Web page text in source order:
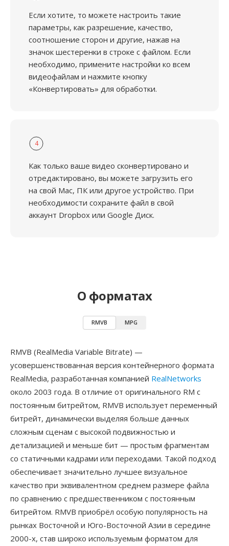
Если хотите, то можете настроить такие
параметры, как разрешение, качество,
соотношение сторон и другие, нажав на
значок шестеренки в строке с файлом. Если
необходимо, примените настройки ко всем
видеофайлам и нажмите кнопку
«Конвертировать» для обработки.
4
Как только ваше видео сконвертировано и
отредактировано, вы можете загрузить его
на свой Mac, ПК или другое устройство. При
необходимости сохраните файл в свой
аккаунт Dropbox или Google Диск.
О форматах
RMVB MPG
RMVB (RealMedia Variable Bitrate) —
усовершенствованная версия контейнерного формата
RealMedia, разработанная компанией RealNetworks
около 2003 года. В отличие от оригинального RM с
постоянным битрейтом, RMVB использует переменный
битрейт, динамически выделяя больше данных
сложным сценам с высокой подвижностью и
детализацией и меньше бит — простым фрагментам
со статичными кадрами или переходами. Такой подход
обеспечивает значительно лучшее визуальное
качество при эквивалентном среднем размере файла
по сравнению с предшественником с постоянным
битрейтом. RMVB приобрёл особую популярность на
рынках Восточной и Юго-Восточной Азии в середине
2000-х, став широко используемым форматом для